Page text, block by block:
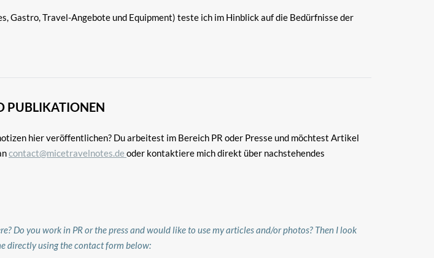
Gastro, Travel-Angebote und Equipment) teste ich im Hinblick auf die Bedürfnisse der
PUBLIKATIONEN
hier veröffentlichen? Du arbeitest im Bereich PR oder Presse und möchtest Artikel
contact@micetravelnotes.de oder kontaktiere mich direkt über nachstehendes
Do you work in PR or the press and would like to use my articles and/or photos? Then I look
directly using the contact form below: